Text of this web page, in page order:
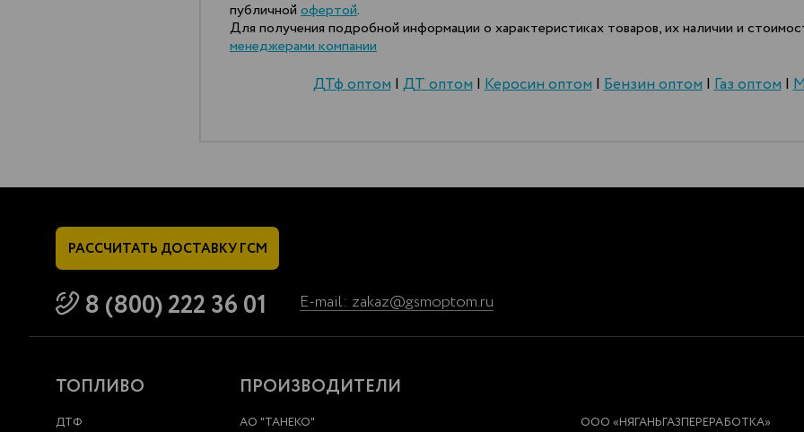
публичной офертой.
Для получения подробной информации о характеристиках товаров, их наличии и
менеджерами компании
ДТф оптом| ДТ оптом|Керосин оптом|Бензин оптом|Газ оптом|
РАССЧИТАТЬ ДОСТАВКУ ГСМ
8 (800) 222 36 01 E-mail: zakaz@gsmoptom.ru
ТОПЛИВО
ДТФ
ПРОИЗВОДИТЕЛИ
АО "ТАНЕКО"
ООО «НЯГАНЬГАЗПЕРЕРАБОТКА»